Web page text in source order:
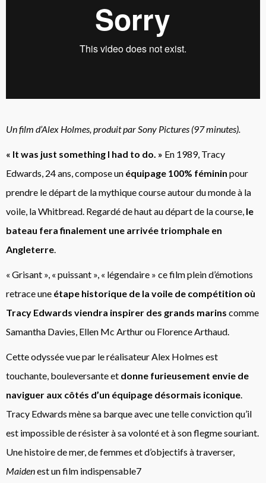
Un film d’Alex Holmes, produit par Sony Pictures (97 minutes).
« It was just something I had to do. » En 1989, Tracy
Edwards, 24 ans, compose un équipage 100% féminin pour
prendre le départ de la mythique course autour du monde à la
voile, la Whitbread. Regardé de haut au départ de la course, le
bateau fera finalement une arrivée triomphale en
Angleterre
« Grisant », « puissant », « légendaire » ce film plein d’émotions
retrace une étape historique de la voile de compétition où
Tracy Edwards viendra inspirer des grands marins comme
Samantha Davies, Ellen Mc Arthur ou Florence Arthaud.
Cette odyssée vue par le réalisateur Alex Holmes est
touchante, bouleversante et donne furieusement envie de
naviguer aux côtés d’un équipage désormais iconique
Tracy Edwards mène sa barque avec une telle conviction qu’il
est impossible de résister à sa volonté et à son flegme souriant.
Une histoire de mer, de femmes et d’objectifs à traverser,
Maidenest un film indispensable7